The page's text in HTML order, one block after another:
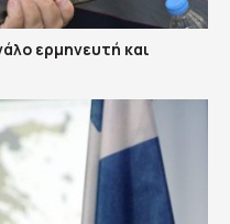
ερμηνευτή και